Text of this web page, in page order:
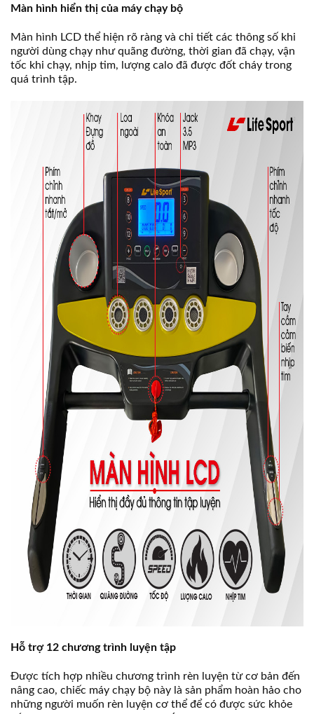
Màn hình hiển thị của máy chạy bộ
Màn hình LCD thể hiện rõ ràng và chi tiết các thông số khi
người dùng chạy như quãng đường, thời gian đã chạy, vận
tốc khi chạy, nhịp tim, lượng calo đã được đốt cháy trong
quá trình tập.
Hỗ trợ 12 chương trình luyện tập
Được tích hợp nhiều chương trình rèn luyện từ cơ bản đến
nâng cao, chiếc máy chạy bộ này là sản phẩm hoàn hảo cho
những người muốn rèn luyện cơ thể để có được sức khỏe